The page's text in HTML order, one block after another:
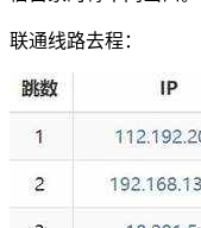
联通线路去程：